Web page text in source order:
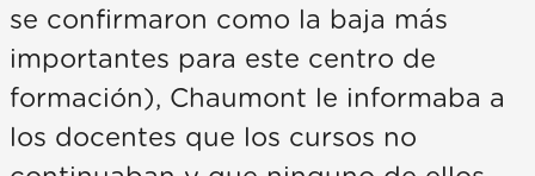
se confirmaron como la baja más
importantes para este centro de
formación), Chaumont le informaba a
los docentes que los cursos no